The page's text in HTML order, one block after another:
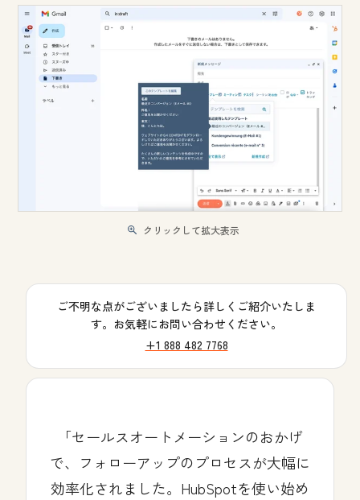
クリックして拡大表示
ご不明な点がございましたら詳しくご紹介いたしま
す。お気軽にお問い合わせください。
+1 888 482 7768
セールスオートメーションのおかげ
で、フォローアップのプロセスが大幅に
効率化されました。HubSpotを使い始め